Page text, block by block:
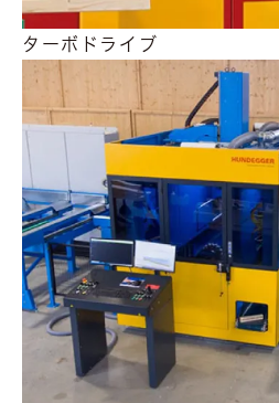
ターボドライブ